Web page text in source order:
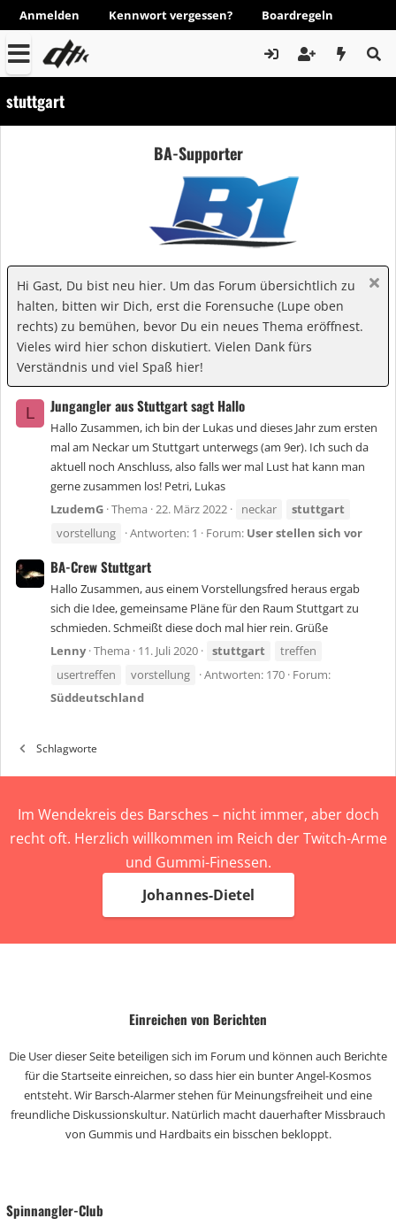
Anmelden Kennwort vergessen? Boardregeln
stuttgart
BA-Supporter
Hi Gast, Du bist neu hier. Um das Forum übersichtlich zu
halten, bitten wir Dich, erst die Forensuche (Lupe oben
rechts) zu bemühen, bevor Du ein neues Thema eröffnest.
Vieles wird hier schon diskutiert. Vielen Dank fürs
Verständnis und viel Spaß hier!
L Jungangler aus Stuttgart sagt Hallo
Hallo Zusammen, ich bin der Lukas und dieses Jahr zum ersten
mal am Neckar um Stuttgart unterwegs (am 9er). Ich such da
aktuell noch Anschluss, also falls wer mal Lust hat kann man
gerne zusammen los! Petri, Lukas
LzudemG Thema 22. März 2022 neckar
stuttgart
vorstellung
Antworten: 1 Forum: User stellen sich vor
BA-Crew Stuttgart
Hallo Zusammen, aus einem Vorstellungsfred heraus ergab
sich die Idee, gemeinsame Pläne für den Raum Stuttgart zu
schmieden. Schmeißt diese doch mal hier rein. Grüße
Lenny Thema 11. Juli 2020 stuttgart
treffen
usertreffen
vorstellung Antworten: 170 Forum:
Süddeutschland
Schlagworte
Im Wendekreis des Barsches – nicht immer, aber doch
recht oft. Herzlich willkommen im Reich der Twitch-Arme
und Gummi-Finessen.
Johannes-Dietel
Einreichen von Berichten
Die User dieser Seite beteiligen sich im Forum und können auch Berichte
für die Startseite einreichen, so dass hier ein bunter Angel-Kosmos
entsteht. Wir Barsch-Alarmer stehen für Meinungsfreiheit und eine
freundliche Diskussionskultur. Natürlich macht dauerhafter Missbrauch
von Gummis und Hardbaits ein bisschen bekloppt.
Spinnangler-Club